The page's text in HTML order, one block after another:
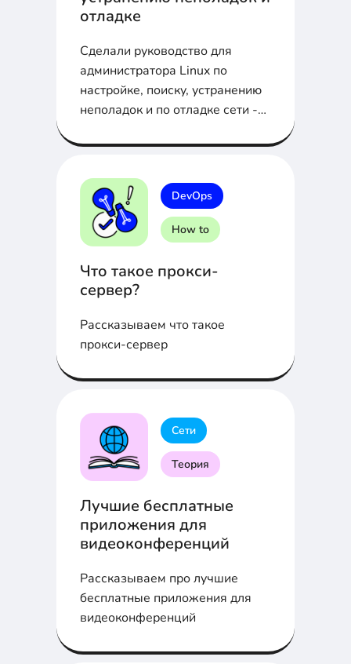
отладке
Сделали руководство для
администратора Linux по
настройке, поиску, устранению
неполадок и по отладке сети -
DevOps
How to
Что такое прокси-
сервер?
Рассказываем что такое
прокси-сервер
Сети
Теория
Лучшие бесплатные
приложения для
видеоконференций
Рассказываем про лучшие
бесплатные приложения для
видеоконференций